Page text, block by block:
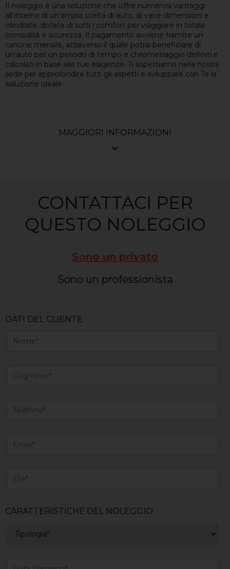
Il noleggio è una soluzione che offre numerosi vantaggi
all’interno di un’ampia scelta di auto, di varie dimensioni e
cilindrate, dotate di tutti i comfort per viaggiare in totale
comodità e sicurezza. Il pagamento avviene tramite un
canone mensile, attraverso il quale potrai beneficiare di
un'auto per un periodo di tempo e chilometraggio definiti e
calcolati in base alle tue esigenze. Ti aspettiamo nella nostra
sede per approfondire tutti gli aspetti e sviluppare con Te la
soluzione ideale.
MAGGIORI INFORMAZIONI
expand_more
CONTATTACI PER
QUESTO NOLEGGIO
Sono un privato
Sono un professionista
DATI DEL CLIENTE
CARATTERISTICHE DEL NOLEGGIO